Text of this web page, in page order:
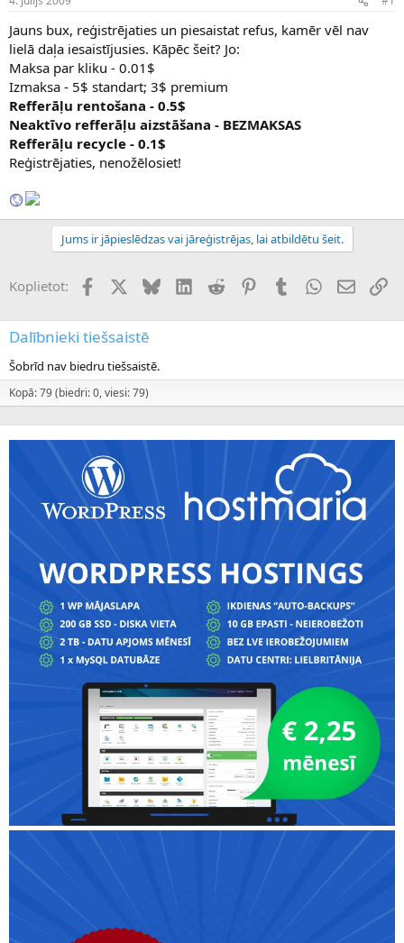
n
u
z
s
ā
c
ē
s
a
u
m
s
Jauns bux, reģistrējaties un piesaistat refus, kamēr vēl nav
lielā daļa iesaistījusies. Kāpēc šeit? Jo:
Maksa par kliku - 0.01$
Izmaksa - 5$ standart; 3$ premium
Refferāļu rentošana - 0.5$
Neaktīvo refferāļu aizstāšana - BEZMAKSAS
Refferāļu recycle - 0.1$
Reģistrējaties, nenožēlosiet!
Jums ir jāpieslēdzas vai jāreģistrējas, lai atbildētu šeit.
Koplietot: FacebookX (Twitter)
BlueskyLinkedInReddit PinterestTumblrWhatsApp
E-pasts
Dalībnieki tiešsaistē
Šobrīd nav biedru tiešsaistē.
Kopā: 79 (biedri: 0, viesi: 79)